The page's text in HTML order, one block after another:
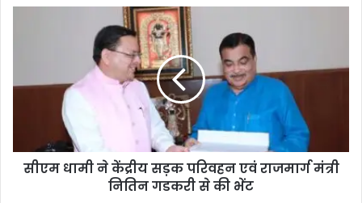
सीएम धामी ने केंद्रीय सड़क परिवहन एवं राजमार्ग मंत्री
नितिन गडकरी से की भेंट